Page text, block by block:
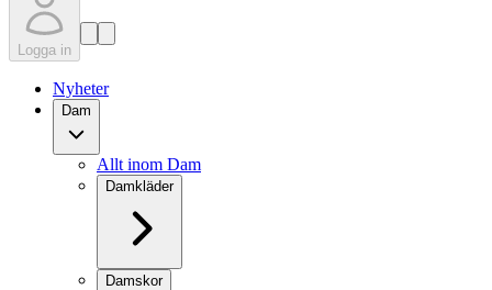
Logga in
Nyheter
Dam
Allt inom Dam
Damkläder
Damskor